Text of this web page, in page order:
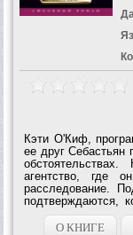
Кэти О'Киф,
ее друг Себастьян
агентство, где
расследование.
подтверждаются,
одного из
Кэти...О КНИГЕ